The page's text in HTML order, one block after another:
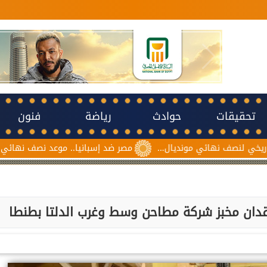
تحقيقات حوادث رياضة فنون
مصر ضد إسبانيا.. موعد نصف نهائي مونديال مونديال...
مخبز شركة مطاحن وسط وغرب الدلتا بطنطا